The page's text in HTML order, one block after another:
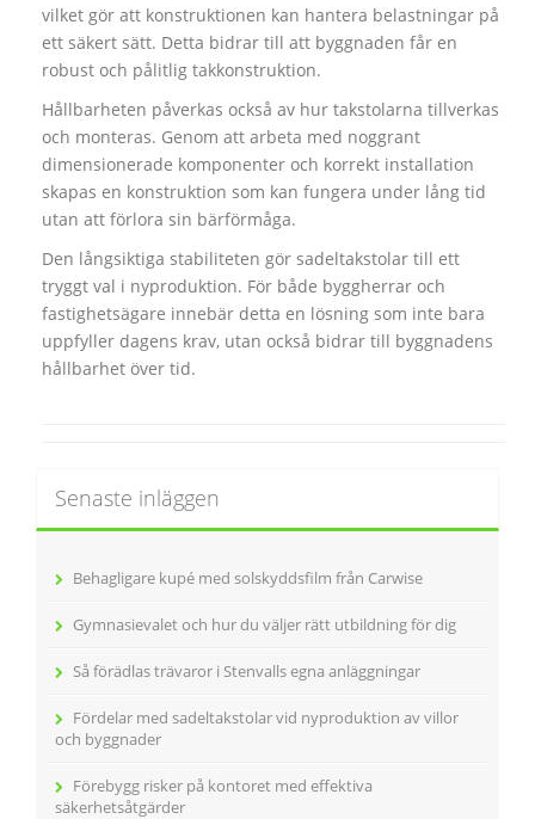
vilket gör att konstruktionen kan hantera belastningar på
ett säkert sätt. Detta bidrar till att byggnaden får en
robust och pålitlig takkonstruktion.
Hållbarheten påverkas också av hur takstolarna tillverkas
och monteras. Genom att arbeta med noggrant
dimensionerade komponenter och korrekt installation
skapas en konstruktion som kan fungera under lång tid
utan att förlora sin bärförmåga.
Den långsiktiga stabiliteten gör sadeltakstolar till ett
tryggt val i nyproduktion. För både byggherrar och
fastighetsägare innebär detta en lösning som inte bara
uppfyller dagens krav, utan också bidrar till byggnadens
hållbarhet över tid.
Senaste inläggen
Behagligare kupé med solskyddsfilm från Carwise
Gymnasievalet och hur du väljer rätt utbildning för dig
Så förädlas trävaror i Stenvalls egna anläggningar
Fördelar med sadeltakstolar vid nyproduktion av villor
och byggnader
Förebygg risker på kontoret med effektiva
säkerhetsåtgärder